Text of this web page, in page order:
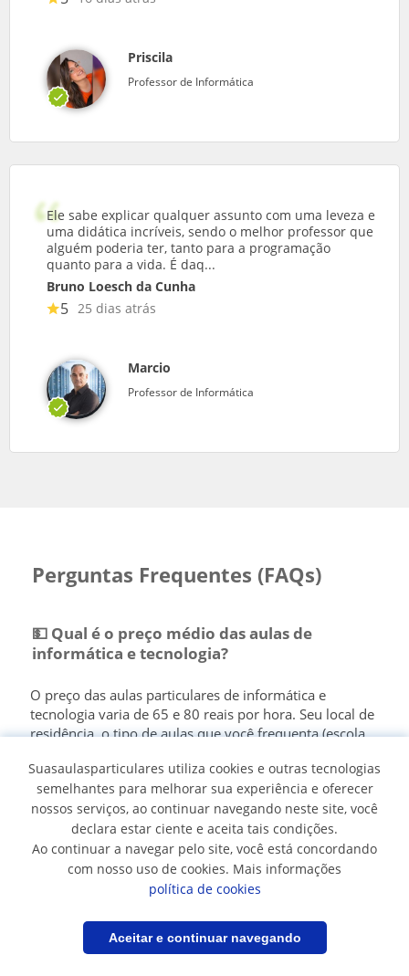
Salvar pesquisa Filtrar
Priscila
Professor de Informática
Ele sabe explicar qualquer assunto com uma leveza e
uma didática incríveis, sendo o melhor professor que
alguém poderia ter, tanto para a programação
quanto para a vida. É daq...
Bruno Loesch da Cunha
5 25 dias atrás
Marcio
Professor de Informática
Perguntas Frequentes (FAQs)
💵 Qual é o preço médio das aulas de
informática e tecnologia?
O preço das aulas particulares de informática e
tecnologia varia de 65 e 80 reais por hora. Seu local de
residência, o tipo de aulas que você frequenta (escola,
fundamentais para determinar um preço específico.
Clique aqui para ver alista completa de preços.
💻 O que eu preciso para iniciar as aulas de
informática e tecnologia?
professor de informática e tecnologia
lhe dirá
quais dispositivos e ferramentas você precisa para
Suasaulasparticulares utiliza cookies e outras tecnologias
semelhantes para melhorar sua experiência e oferecer
nossos serviços, ao continuar navegando neste site, você
declara estar ciente e aceita tais condições.
Ao continuar a navegar pelo site, você está concordando
com nosso uso de cookies. Mais informações
política de cookies
Aceitar e continuar navegando